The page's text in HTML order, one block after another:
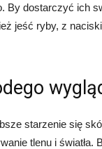
By dostarczyć ich
jeść ryby, z
starzenie się
tlenu i światła.